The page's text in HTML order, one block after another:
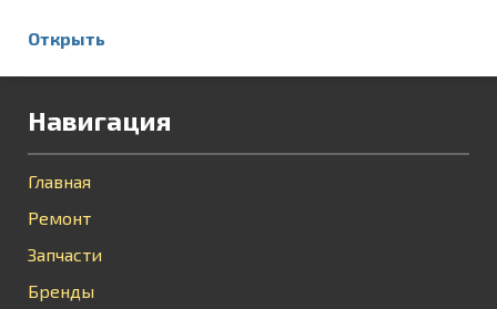
Открыть
Навигация
Главная
Ремонт
Запчасти
Бренды